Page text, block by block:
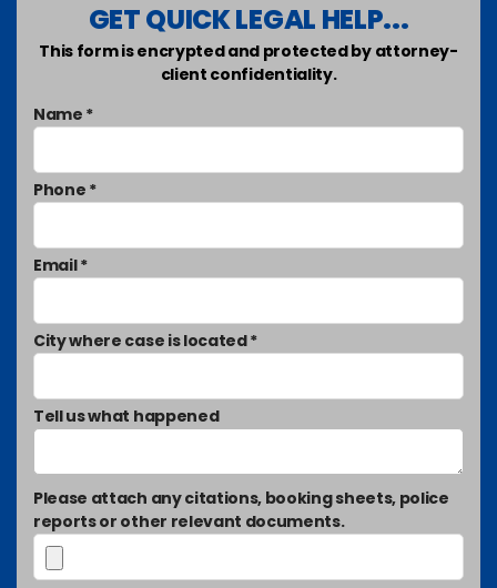
GET QUICK LEGAL HELP...
This form is encrypted and protected by attorney-
client confidentiality.
Name *
Phone *
Email *
City where case is located *
Tell us what happened
Please attach any citations, booking sheets, police
reports or other relevant documents.